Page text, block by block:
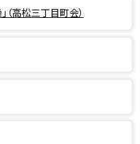
高松三丁目町会）